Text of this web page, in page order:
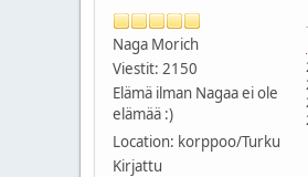
Naga Morich
Viestit: 2150
Elämä ilman Nagaa ei ole
elämää :)
Location: korppoo/Turku
Kirjattu